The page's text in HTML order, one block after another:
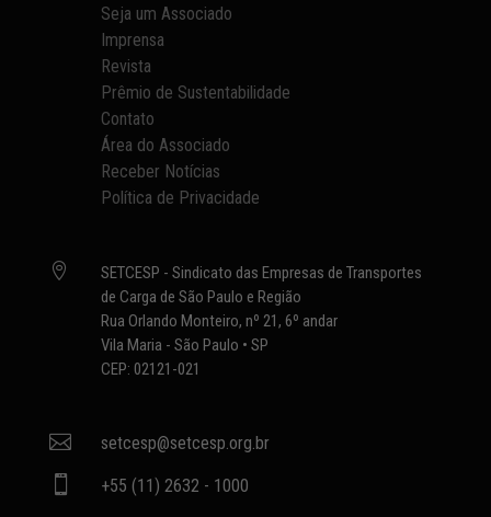
Seja um Associado
Imprensa
Revista
Prêmio de Sustentabilidade
Contato
Área do Associado
Receber Notícias
Política de Privacidade

SETCESP - Sindicato das Empresas de Transportes
de Carga de São Paulo e Região
Rua Orlando Monteiro, nº 21, 6º andar
Vila Maria - São Paulo • SP
CEP: 02121-021
 setcesp@setcesp.org.br
 +55 (11) 2632 - 1000